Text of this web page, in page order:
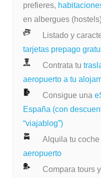
prefieres,
en albergues
Listado y
tarjetas prepago
Contrata tu
aeropuerto a tu
Consigue una
España (con
“viajablog”)
Alquila tu coche
aeropuerto
Compara tours